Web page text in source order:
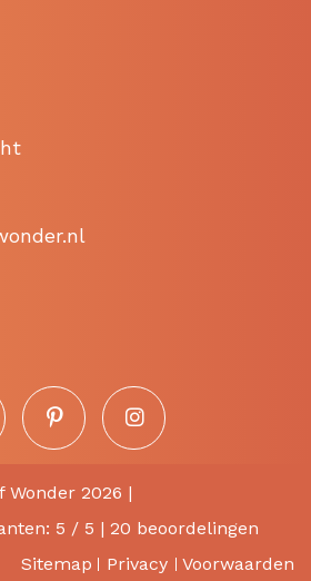
Wonder 2026 |
5 / 5 | 20 beoordelingen
Sitemap
Privacy Voorwaarden